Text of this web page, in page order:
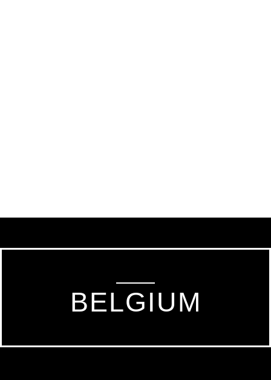
BELGIUM